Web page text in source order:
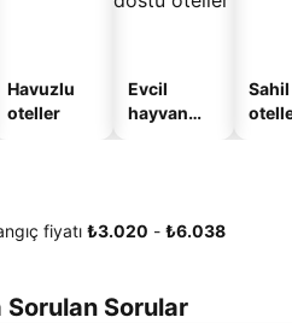
Havuzlu
oteller
Evcil
hayvan
Sahil
fiyatı ‎₺3.020 - ‎₺6.038
Sorulan Sorular